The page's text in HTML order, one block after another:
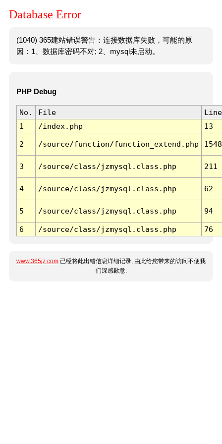
Database Error
(1040) 365建站错误警告：连接数据库失败，可能的原
因：1、数据库密码不对; 2、mysql未启动。
PHP Debug
No. File
Line
1
/index.php 13
2 /source/function/function_extend.php 1548
3 /source/class/jzmysql.class.php 211
4 /source/class/jzmysql.class.php 62
5 /source/class/jzmysql.class.php 94
6 /source/class/jzmysql.class.php 76
www.365jz.com 已经将此出错信息详细记录, 由此给您带来的访问不便我
们深感歉意.